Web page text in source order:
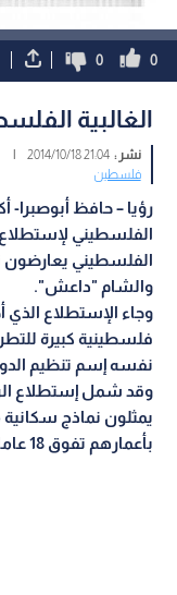
0
0
الغالبية
نشر :21:04 2014/10/18
|
فلسطين
رؤيا – حافظ أبوصبرا-
الفلسطيني يعارضون
والشام "داعش".
وجاء الإستطلاع
فلسطينية كبيرة
نفسه إسم تنظيم
يمثلون نماذج
بأعمارهم تفوق 18 عاما.